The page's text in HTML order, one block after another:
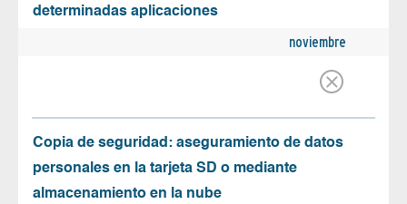
determinadas aplicaciones
noviembre
Copia de seguridad: aseguramiento de datos
personales en la tarjeta SD o mediante
almacenamiento en la nube